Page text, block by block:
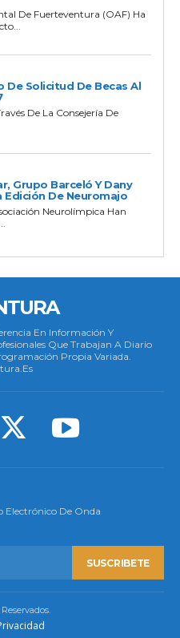
De Fuerteventura (OAF) Ha
De Solicitud De Becas Al
De La Consejería De
Grupo Barceló Y Dany
Edición De Neuromajo
Neurolímpica Han
En Información Y
Que Trabajan A Diario
Propia Variada.
Electrónico De Onda
SUSCRIBETE